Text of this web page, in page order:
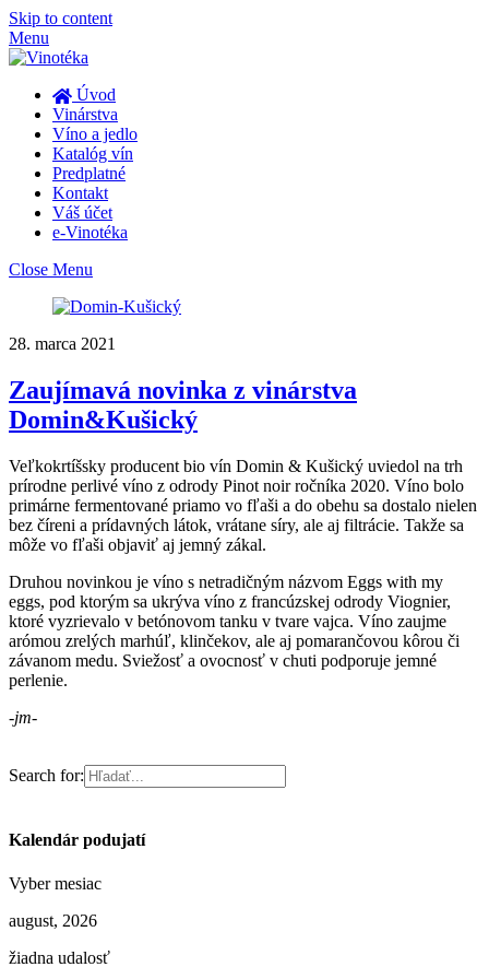
Skip to content
Menu
Úvod
Vinárstva
Víno a jedlo
Katalóg vín
Predplatné
Kontakt
Váš účet
e-Vinotéka
Close Menu
28. marca 2021
Zaujímavá novinka z vinárstva
Domin&Kušický
Veľkokrtíšsky producent bio vín Domin & Kušický uviedol na trh
prírodne perlivé víno z odrody Pinot noir ročníka 2020. Víno bolo
primárne fermentované priamo vo fľaši a do obehu sa dostalo nielen
bez číreni a prídavných látok, vrátane síry, ale aj filtrácie. Takže sa
môže vo fľaši objaviť aj jemný zákal.
Druhou novinkou je víno s netradičným názvom Eggs with my
eggs, pod ktorým sa ukrýva víno z francúzskej odrody Viognier,
ktoré vyzrievalo v betónovom tanku v tvare vajca. Víno zaujme
arómou zrelých marhúľ, klinčekov, ale aj pomarančovou kôrou či
závanom medu. Sviežosť a ovocnosť v chuti podporuje jemné
perlenie.
-jm-
Search for:
Kalendár podujatí
Vyber mesiac
august, 2026
žiadna udalosť